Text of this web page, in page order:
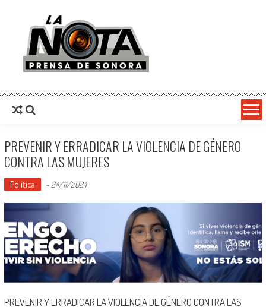
La Nota Prensa De Sonora
PREVENIR Y ERRADICAR LA VIOLENCIA DE GÉNERO
CONTRA LAS MUJERES
Política - 24/11/2024
PREVENIR Y ERRADICAR LA VIOLENCIA DE GÉNERO CONTRA LAS